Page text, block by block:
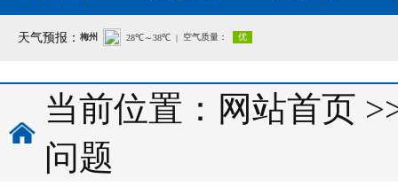
天气预报：
当前位置： 网站首页
问题